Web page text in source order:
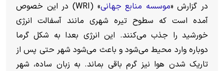
در گزارش «موسسه منابع جهانی
» (WRI) در این خصوص
آمده است که سطوح تیره شهری مانند آسفالت انرژی
خورشید را جذب می‌کنند. این انرژی بعدا به شکل گرما
دوباره وارد محیط می‌شود و باعث می‌شود شهر حتی پس از
تاریک شدن هوا نیز گرم باقی بماند. به زبان ساده، شهر